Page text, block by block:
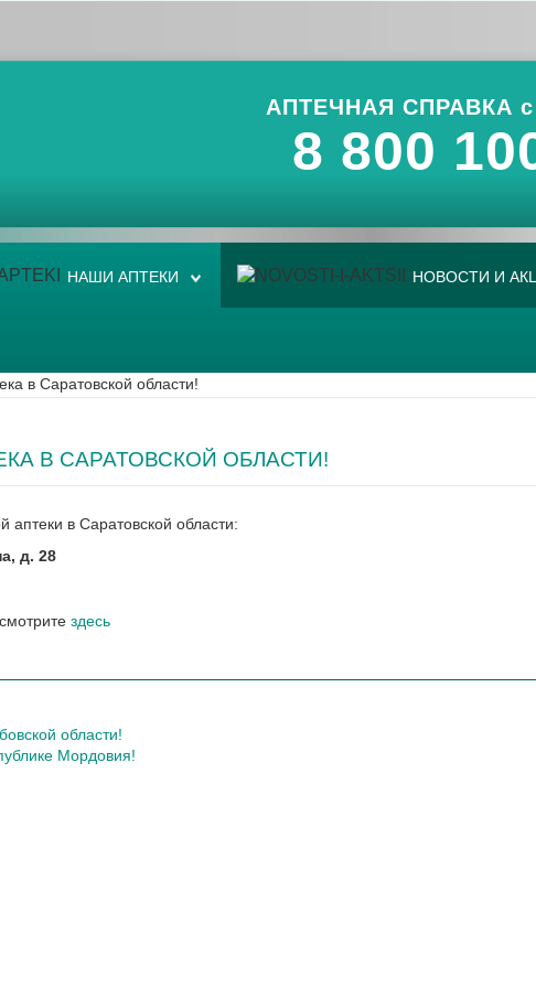
АПТЕЧНАЯ СПРАВКА с
8 800
НАШИ АПТЕКИ НОВОСТИ И
в Саратовской области!
В САРАТОВСКОЙ ОБЛАСТИ!
в Саратовской области:
д. 28
здесь
области!
Мордовия!